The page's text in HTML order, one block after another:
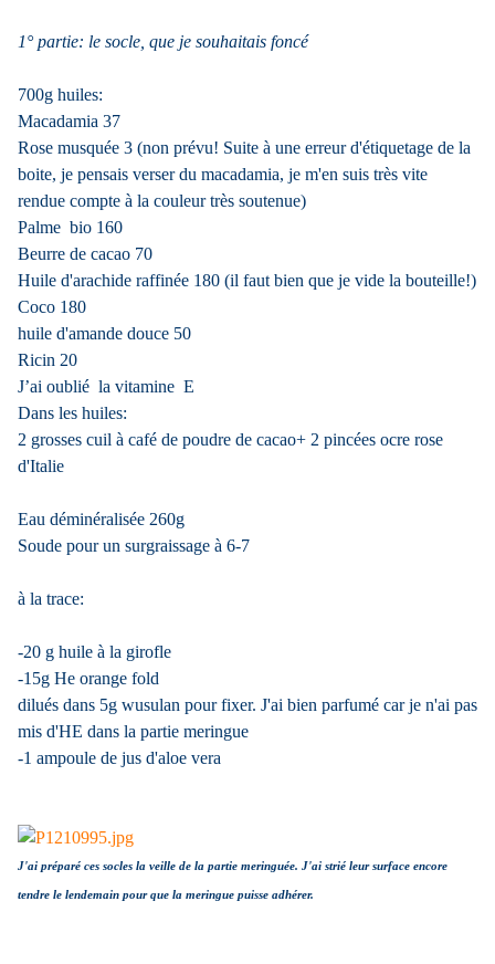
1° partie: le socle, que je souhaitais foncé
700g huiles:
Macadamia 37
Rose musquée 3 (non prévu! Suite à une erreur d'étiquetage de la
boite, je pensais verser du macadamia, je m'en suis très vite
rendue compte à la couleur très soutenue)
Palme bio 160
Beurre de cacao 70
Huile d'arachide raffinée 180 (il faut bien que je vide la bouteille!)
Coco 180
huile d'amande douce 50
Ricin 20
J’ai oublié la vitamine E
Dans les huiles:
2 grosses cuil à café de poudre de cacao+ 2 pincées ocre rose
d'Italie
Eau déminéralisée 260g
Soude pour un surgraissage à 6-7
à la trace:
-20 g huile à la girofle
-15g He orange fold
dilués dans 5g wusulan pour fixer. J'ai bien parfumé car je n'ai pas
mis d'HE dans la partie meringue
-1 ampoule de jus d'aloe vera
J'ai préparé ces socles la veille de la partie meringuée. J'ai strié leur surface encore
tendre le lendemain pour que la meringue puisse adhérer.